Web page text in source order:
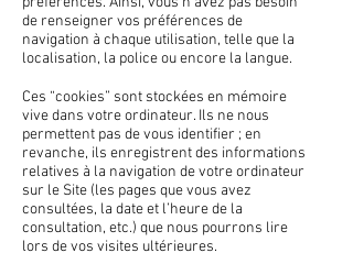
de renseigner vos préférences de
navigation à chaque utilisation, telle que la
localisation, la police ou encore la langue.
Ces “cookies” sont stockées en mémoire
vive dans votre ordinateur. Ils ne nous
permettent pas de vous identifier ; en
revanche, ils enregistrent des informations
relatives à la navigation de votre ordinateur
sur le Site (les pages que vous avez
consultées, la date et l’heure de la
consultation, etc.) que nous pourrons lire
lors de vos visites ultérieures.